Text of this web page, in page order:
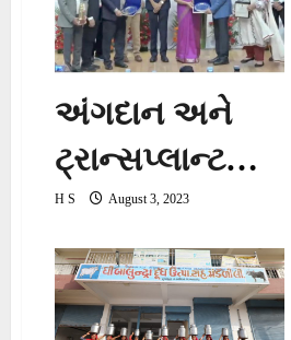
એમ.ઓ.યુ.
જેપુરા-પાવાગઢથી
પ્રારંભ કરાવતાં
મુખ્યમંત્રીશ્રી
અંગદાન અને
ટ્રાન્સપ્લાન્ટ
ક્ષેત્રે ગુજરાતનું
રાષ્ટ્રીય સ્તરે
બહુમાન
H S August 3, 2023